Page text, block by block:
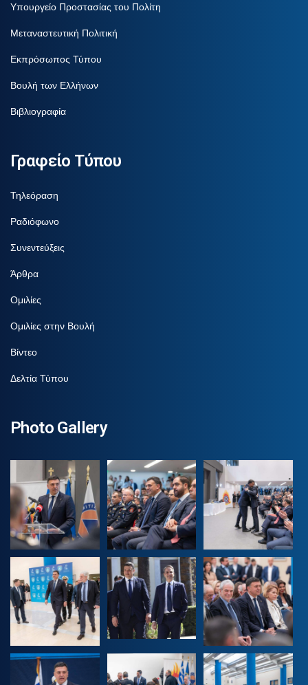
Υπουργείο Προστασίας του Πολίτη
Μεταναστευτική Πολιτική
Εκπρόσωπος Τύπου
Βουλή των Ελλήνων
Βιβλιογραφία
Γραφείο Τύπου
Τηλεόραση
Ραδιόφωνο
Συνεντεύξεις
Άρθρα
Ομιλίες
Ομιλίες στην Βουλή
Βίντεο
Δελτία Τύπου
Photo Gallery